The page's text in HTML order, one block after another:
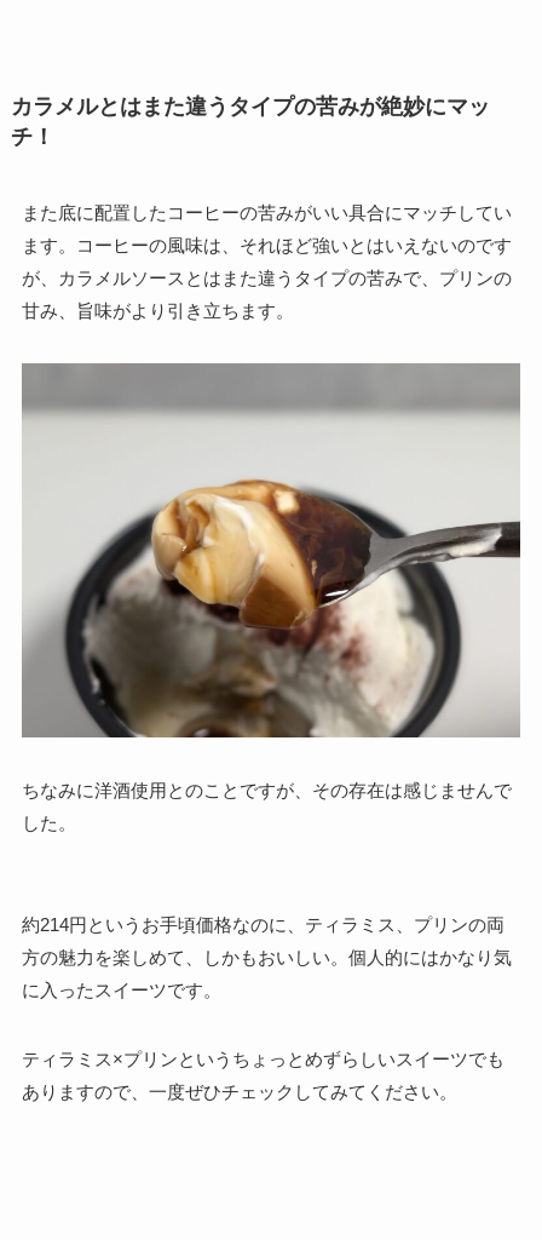
カラメルとはまた違うタイプの苦みが絶妙にマッ
チ！
また底に配置したコーヒーの苦みがいい具合にマッチしてい
ます。コーヒーの風味は、それほど強いとはいえないのです
が、カラメルソースとはまた違うタイプの苦みで、プリンの
甘み、旨味がより引き立ちます。
ちなみに洋酒使用とのことですが、その存在は感じませんで
した。
約214円というお手頃価格なのに、ティラミス、プリンの両
方の魅力を楽しめて、しかもおいしい。個人的にはかなり気
に入ったスイーツです。
ティラミス×プリンというちょっとめずらしいスイーツでも
ありますので、一度ぜひチェックしてみてください。